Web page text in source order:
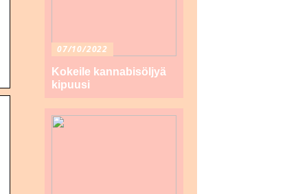
07/10/2022
Kokeile kannabisöljyä
kipuusi